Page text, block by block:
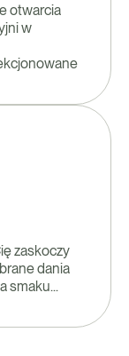
otwarcia
w
zaskoczy
dania
smaku...